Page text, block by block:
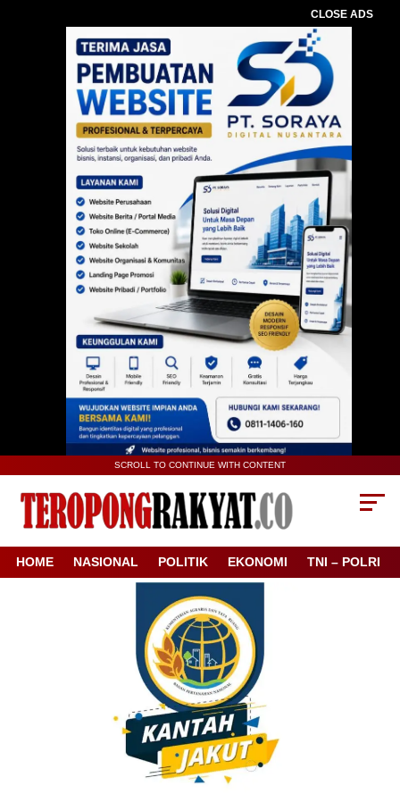
CLOSE ADS
SCROLL TO CONTINUE WITH CONTENT
HOME NASIONAL POLITIK EKONOMI TNI – POLRI